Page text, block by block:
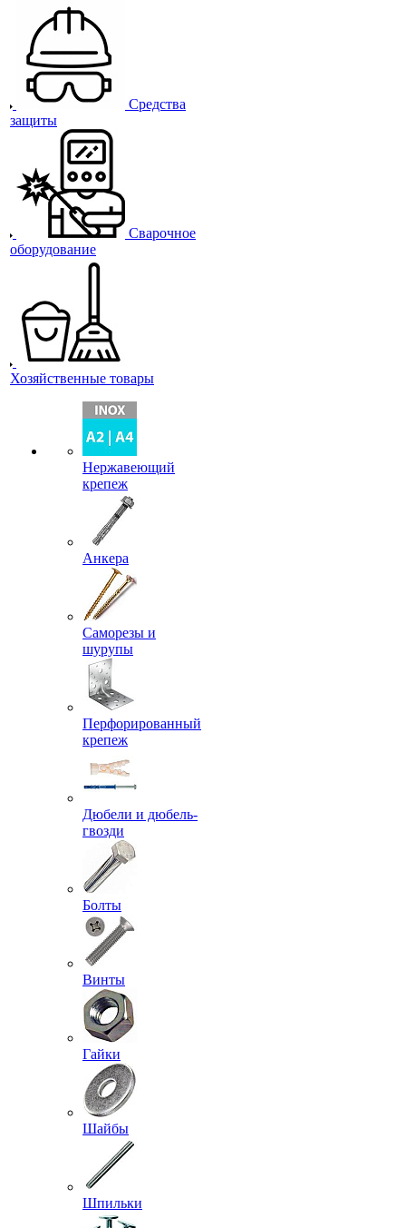
Средства
защиты
Сварочное
оборудование
Хозяйственные товары
Нержавеющий
крепеж
Анкера
Саморезы и
шурупы
Перфорированный
крепеж
Дюбели и дюбель-
гвозди
Болты
Винты
Гайки
Шайбы
Шпильки